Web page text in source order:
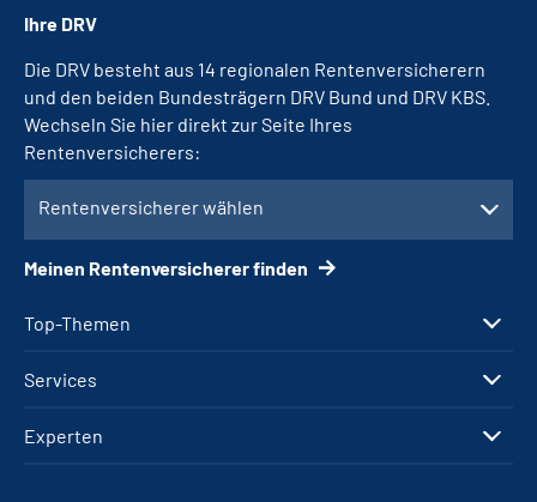
Top-Themen
Services
Experten
Ihre DRV
Die DRV besteht aus 14 regionalen Rentenversicherern
und den beiden Bundesträgern DRV Bund und DRV KBS.
Wechseln Sie hier direkt zur Seite Ihres
Rentenversicherers:
Rentenversicherer wählen
Meinen Rentenversicherer finden